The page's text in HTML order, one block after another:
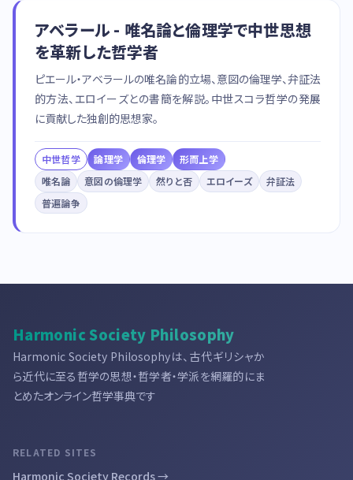
アベラール - 唯名論と倫理学で中世思想
を革新した哲学者
ピエール・アベラールの唯名論的立場、意図の倫理学、弁証法
的方法、エロイーズとの書簡を解説。中世スコラ哲学の発展
に貢献した独創的思想家。
中世哲学 論理学 倫理学
形而上学
唯名論
意図の倫理学 然りと否 エロイーズ
弁証法
普遍論争
Harmonic Society Philosophy
Harmonic Society Philosophyは、古代ギリシャか
ら近代に至る哲学の思想・哲学者・学派を網羅的にま
とめたオンライン哲学事典です
RELATED SITES
Harmonic Society Records →